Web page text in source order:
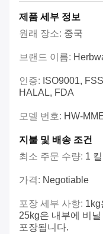
제품 세부 정보
원래 장소: 중국
브랜드 이름:
인증: ISO9001,
HALAL, FDA
모델 번호: HW-
지불 및 배송 조건
최소 주문 수량: 1
가격: Negotiable
포장 세부 사항: 1kg
25kg은 내부에 비
포장됩니다.